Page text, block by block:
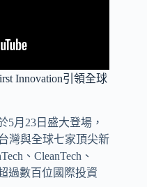
Innovation引領全球
5月23日盛大登場，
灣與全球七家頂尖新
、CleanTech、
過數百位國際投資